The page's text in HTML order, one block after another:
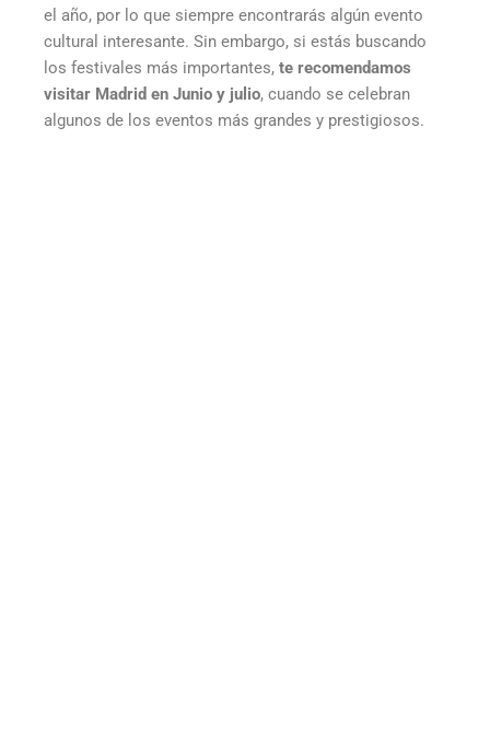
el año, por lo que siempre encontrarás algún evento
cultural interesante. Sin embargo, si estás buscando
los festivales más importantes, te recomendamos
visitar Madrid en Junio y julio, cuando se celebran
algunos de los eventos más grandes y prestigiosos.